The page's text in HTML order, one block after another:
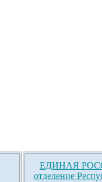
ЕДИНАЯ
отделение